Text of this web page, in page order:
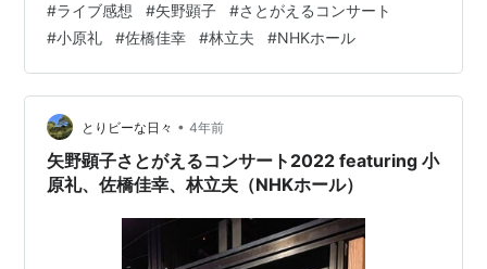
きたよ」、「ラーメンたべたい」の定番で締め。 1年1
年、何が起こるか、わからない。 人の想いをのせた音楽
を変わらず発信する矢野さんの素敵さに触れると、世界
は素晴らしいと少し思える。
#ライブ感想 #矢野顕子 #さとがえるコンサート
#小原礼 #佐橋佳幸 #林立夫 #NHKホール
とりビーな日々 • 4年前
矢野顕子さとがえるコンサート2022 featuring 小
原礼、佐橋佳幸、林立夫（NHKホール）